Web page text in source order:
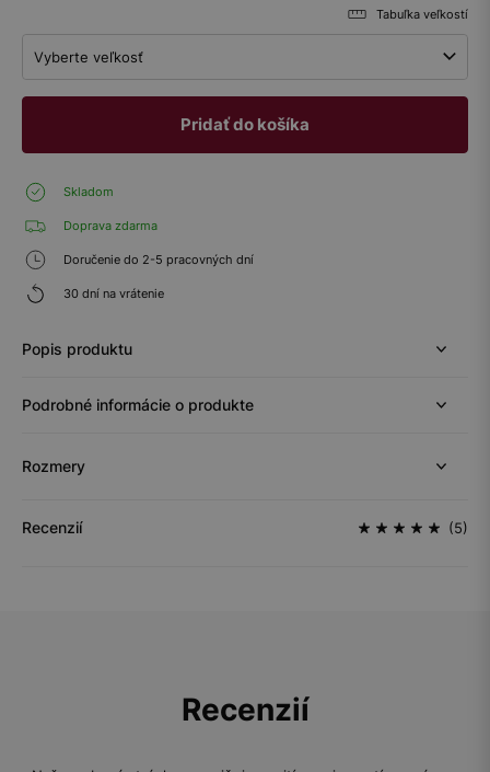
Tabuľka veľkostí
Vyberte veľkosť
Pridať do košíka
Skladom
Doprava zdarma
Doručenie do 2-5 pracovných dní
30 dní na vrátenie
Popis produktu
Podrobné informácie o produkte
Rozmery
Recenzií (5)
Recenzií